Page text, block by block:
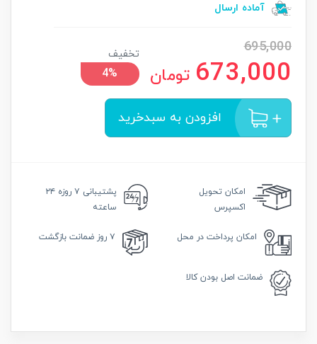
آماده ارسال
695,000
673,000 تومان
تخفیف
4%
افزودن به سبدخرید
امکان تحویل
اکسپرس
پشتیبانی
۷ روزه ۲۴
ساعته
امکان پرداخت در محل ۷ روز ضمانت بازگشت
ضمانت اصل بودن کالا